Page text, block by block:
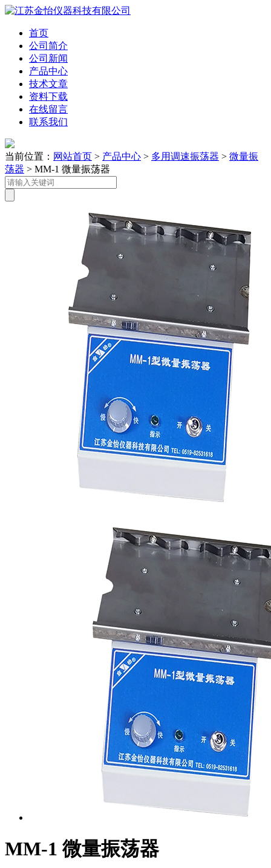
首页
公司简介
公司新闻
产品中心
技术文章
资料下载
在线留言
联系我们
当前位置： 网站首页 > 产品中心 > 多用调速振荡器 > 微量振
荡器 > MM-1 微量振荡器
MM-1 微量振荡器